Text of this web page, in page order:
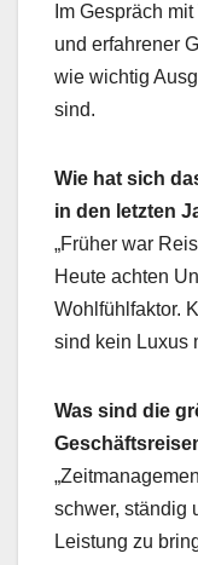
Im Gespräch
und erfahrener
wie wichtig
sind.
Wie hat sich
in den letzten
„Früher war
Heute achten
Wohlfühlfaktor.
sind kein Luxus
Was sind die
schwer, ständig
Leistung zu